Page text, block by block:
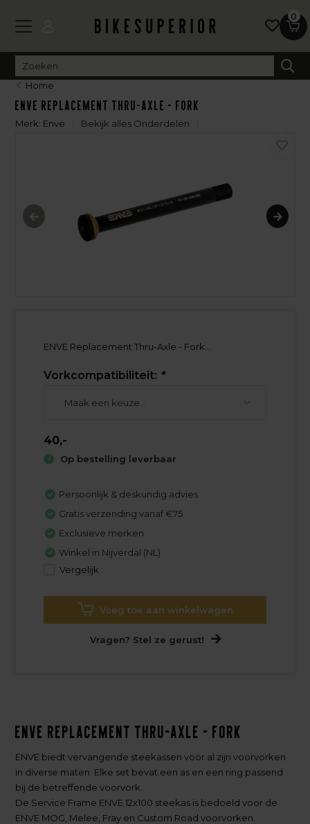
0
Home
ENVE Replacement Thru-Axle - Fork
Merk: Enve Bekijk alles Onderdelen
ENVE Replacement Thru-Axle - Fork...
Vorkcompatibiliteit: *
40,-
Op bestelling leverbaar
Persoonlijk & deskundig advies
Gratis verzending vanaf €75
Exclusieve merken
Winkel in Nijverdal (NL)
Vergelijk
Voeg toe aan winkelwagen
Vragen? Stel ze gerust!
ENVE Replacement Thru-Axle - Fork
ENVE biedt vervangende steekassen voor al zijn voorvorken
in diverse maten. Elke set bevat een as en een ring passend
bij de betreffende voorvork.
De Service Frame ENVE 12x100 steekas is bedoeld voor de
ENVE MOG, Melee, Fray en Custom Road voorvorken.